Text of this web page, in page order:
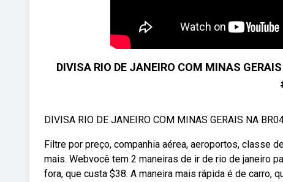
DIVISA RIO DE JANEIRO COM MINAS
DIVISA RIO DE JANEIRO COM MINAS GERAIS NA
Filtre por preço, companhia aérea, aeroportos, classe
mais. Webvocê tem 2 maneiras de ir de rio de janeiro
fora, que custa $38. A maneira mais rápida é de